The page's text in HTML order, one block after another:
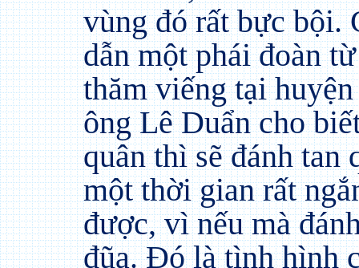
vùng đó rất bực bội.
dẫn một phái đoàn
thăm viếng tại
ông Lê Duẩn cho
quân thì sẽ đánh tan
một thời gian rất
được, vì nếu mà
đũa. Đó là tình hình